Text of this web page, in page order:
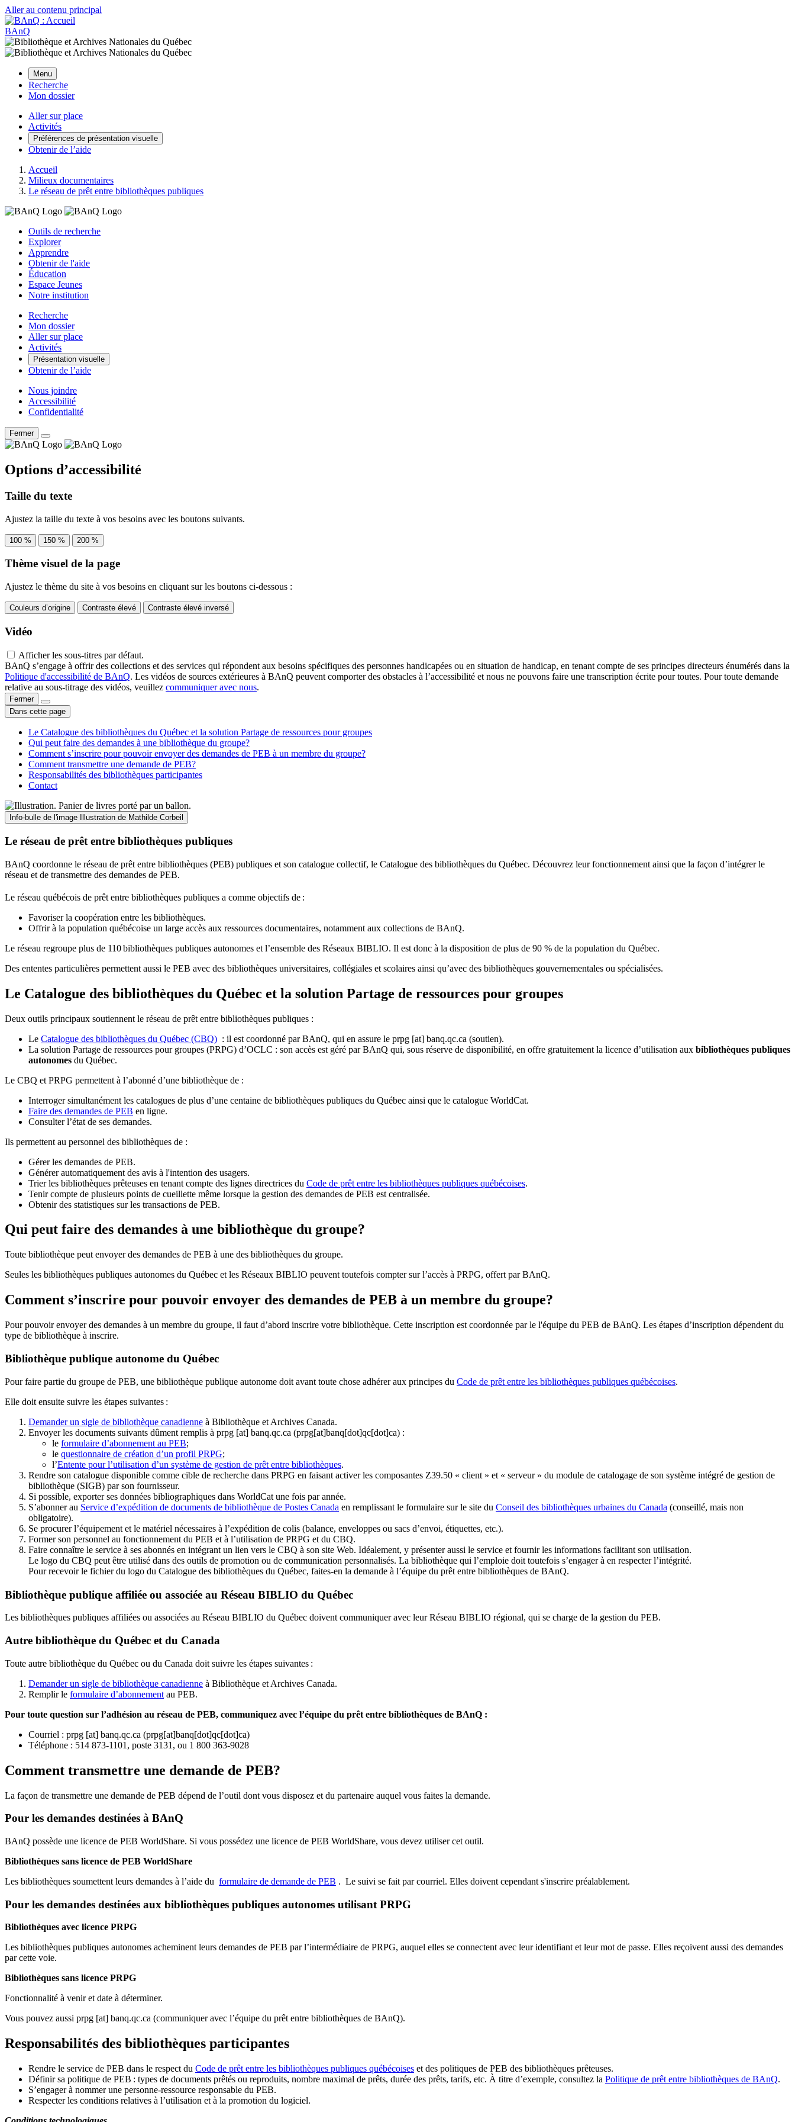
Aller au contenu principal
BAnQ
Menu
Recherche
Mon dossier
Aller sur place
Activités
Préférences de présentation visuelle
Obtenir de l’aide
Accueil
Milieux documentaires
Le réseau de prêt entre bibliothèques publiques
Outils de recherche
Explorer
Apprendre
Obtenir de l'aide
Éducation
Espace Jeunes
Notre institution
Recherche
Mon dossier
Aller sur place
Activités
Présentation visuelle
Obtenir de l’aide
Nous joindre
Accessibilité
Confidentialité
Fermer
Options d’accessibilité
Taille du texte
Ajustez la taille du texte à vos besoins avec les boutons suivants.
100 % 150 % 200 %
Thème visuel de la page
Ajustez le thème du site à vos besoins en cliquant sur les boutons ci-dessous :
Couleurs d’origine Contraste élevé Contraste élevé inversé
Vidéo
Afficher les sous-titres par défaut.
BAnQ s’engage à offrir des collections et des services qui répondent aux besoins spécifiques des personnes handicapées ou en situation de handicap, en tenant compte de ses principes directeurs énumérés dans la
Politique d'accessibilité de BAnQ. Les vidéos de sources extérieures à BAnQ peuvent comporter des obstacles à l’accessibilité et nous ne pouvons faire une transcription écrite pour toutes. Pour toute demande
relative au sous-titrage des vidéos, veuillez communiquer avec nous.
Fermer
Dans cette page
Le Catalogue des bibliothèques du Québec et la solution Partage de ressources pour groupes
Qui peut faire des demandes à une bibliothèque du groupe?
Comment s’inscrire pour pouvoir envoyer des demandes de PEB à un membre du groupe?
Comment transmettre une demande de PEB?
Responsabilités des bibliothèques participantes
Contact
Info-bulle de l'image Illustration de Mathilde Corbeil
Le réseau de prêt entre bibliothèques publiques
BAnQ coordonne le réseau de prêt entre bibliothèques (PEB) publiques et son catalogue collectif, le Catalogue des bibliothèques du Québec. Découvrez leur fonctionnement ainsi que la façon d’intégrer le
réseau et de transmettre des demandes de PEB.
Le réseau québécois de prêt entre bibliothèques publiques a comme objectifs de :
Favoriser la coopération entre les bibliothèques.
Offrir à la population québécoise un large accès aux ressources documentaires, notamment aux collections de BAnQ.
Le réseau regroupe plus de 110bibliothèques publiques autonomes et l’ensemble des Réseaux BIBLIO. Il est donc à la disposition de plus de 90 % de la population du Québec.
Des ententes particulières permettent aussi le PEB avec des bibliothèques universitaires, collégiales et scolaires ainsi qu’avec des bibliothèques gouvernementales ou spécialisées.
Le Catalogue des bibliothèques du Québec et la solution Partage de ressources pour groupes
Deux outils principaux soutiennent le réseau de prêt entre bibliothèques publiques :
Le Catalogue des bibliothèques du Québec (CBQ) : il est coordonné par BAnQ, qui en assure le prpg [at] banq.qc.ca (soutien).
La solution Partage de ressources pour groupes (PRPG) d’OCLC : son accès est géré par BAnQ qui, sous réserve de disponibilité, en offre gratuitement la licence d’utilisation aux bibliothèques publiques
autonomes du Québec.
Le CBQ et PRPG permettent à l’abonné d’une bibliothèque de :
Interroger simultanément les catalogues de plus d’une centaine de bibliothèques publiques du Québec ainsi que le catalogue WorldCat.
Faire des demandes de PEB en ligne.
Consulter l’état de ses demandes.
Ils permettent au personnel des bibliothèques de :
Gérer les demandes de PEB.
Générer automatiquement des avis à l'intention des usagers.
Trier les bibliothèques prêteuses en tenant compte des lignes directrices du Code de prêt entre les bibliothèques publiques québécoises.
Tenir compte de plusieurs points de cueillette même lorsque la gestion des demandes de PEB est centralisée.
Obtenir des statistiques sur les transactions de PEB.
Qui peut faire des demandes à une bibliothèque du groupe?
Toute bibliothèque peut envoyer des demandes de PEB à une des bibliothèques du groupe.
Seules les bibliothèques publiques autonomes du Québec et les Réseaux BIBLIO peuvent toutefois compter sur l’accès à PRPG, offert par BAnQ.
Comment s’inscrire pour pouvoir envoyer des demandes de PEB à un membre du groupe?
Pour pouvoir envoyer des demandes à un membre du groupe, il faut d’abord inscrire votre bibliothèque. Cette inscription est coordonnée par le l'équipe du PEB de BAnQ. Les étapes d’inscription dépendent du
type de bibliothèque à inscrire.
Bibliothèque publique autonome du Québec
Pour faire partie du groupe de PEB, une bibliothèque publique autonome doit avant toute chose adhérer aux principes du Code de prêt entre les bibliothèques publiques québécoises.
Elle doit ensuite suivre les étapes suivantes :
Demander un sigle de bibliothèque canadienne à Bibliothèque et Archives Canada.
Envoyer les documents suivants dûment remplis à prpg [at] banq.qc.ca (prpg[at]banq[dot]qc[dot]ca) :
le formulaire d’abonnement au PEB;
le questionnaire de création d’un profil PRPG;
l’Entente pour l’utilisation d’un système de gestion de prêt entre bibliothèques.
Rendre son catalogue disponible comme cible de recherche dans PRPG en faisant activer les composantes Z39.50 « client » et « serveur » du module de catalogage de son système intégré de gestion de
bibliothèque (SIGB) par son fournisseur.
Si possible, exporter ses données bibliographiques dans WorldCat une fois par année.
S’abonner au Service d’expédition de documents de bibliothèque de Postes Canada en remplissant le formulaire sur le site du Conseil des bibliothèques urbaines du Canada (conseillé, mais non
obligatoire).
Se procurer l’équipement et le matériel nécessaires à l’expédition de colis (balance, enveloppes ou sacs d’envoi, étiquettes, etc.).
Former son personnel au fonctionnement du PEB et à l’utilisation de PRPG et du CBQ.
Faire connaître le service à ses abonnés en intégrant un lien vers le CBQ à son site Web. Idéalement, y présenter aussi le service et fournir les informations facilitant son utilisation.
Le logo du CBQ peut être utilisé dans des outils de promotion ou de communication personnalisés. La bibliothèque qui l’emploie doit toutefois s’engager à en respecter l’intégrité.
Pour recevoir le fichier du logo du Catalogue des bibliothèques du Québec, faites-en la demande à l’équipe du prêt entre bibliothèques de BAnQ.
Bibliothèque publique affiliée ou associée au Réseau BIBLIO du Québec
Les bibliothèques publiques affiliées ou associées au Réseau BIBLIO du Québec doivent communiquer avec leur Réseau BIBLIO régional, qui se charge de la gestion du PEB.
Autre bibliothèque du Québec et du Canada
Toute autre bibliothèque du Québec ou du Canada doit suivre les étapes suivantes :
Demander un sigle de bibliothèque canadienne à Bibliothèque et Archives Canada.
Remplir le formulaire d’abonnement au PEB.
Pour toute question sur l’adhésion au réseau de PEB, communiquez avec l’équipe du prêt entre bibliothèques de BAnQ :
Courriel : prpg [at] banq.qc.ca (prpg[at]banq[dot]qc[dot]ca)
Téléphone : 514 873-1101, poste 3131, ou 1 800 363-9028
Comment transmettre une demande de PEB?
La façon de transmettre une demande de PEB dépend de l’outil dont vous disposez et du partenaire auquel vous faites la demande.
Pour les demandes destinées à BAnQ
BAnQ possède une licence de PEB WorldShare. Si vous possédez une licence de PEB WorldShare, vous devez utiliser cet outil.
Bibliothèques sans licence de PEB WorldShare
Les bibliothèques soumettent leurs demandes à l’aide du formulaire de demande de PEB . Le suivi se fait par courriel. Elles doivent cependant s'inscrire préalablement.
Pour les demandes destinées aux bibliothèques publiques autonomes utilisant PRPG
Bibliothèques avec licence PRPG
Les bibliothèques publiques autonomes acheminent leurs demandes de PEB par l’intermédiaire de PRPG, auquel elles se connectent avec leur identifiant et leur mot de passe. Elles reçoivent aussi des demandes
par cette voie.
Bibliothèques sans licence PRPG
Fonctionnalité à venir et date à déterminer.
Vous pouvez aussi prpg [at] banq.qc.ca (communiquer avec l’équipe du prêt entre bibliothèques de BAnQ).
Responsabilités des bibliothèques participantes
Rendre le service de PEB dans le respect du Code de prêt entre les bibliothèques publiques québécoises et des politiques de PEB des bibliothèques prêteuses.
Définir sa politique de PEB : types de documents prêtés ou reproduits, nombre maximal de prêts, durée des prêts, tarifs, etc. À titre d’exemple, consultez la Politique de prêt entre bibliothèques de BAnQ.
S’engager à nommer une personne-ressource responsable du PEB.
Respecter les conditions relatives à l’utilisation et à la promotion du logiciel.